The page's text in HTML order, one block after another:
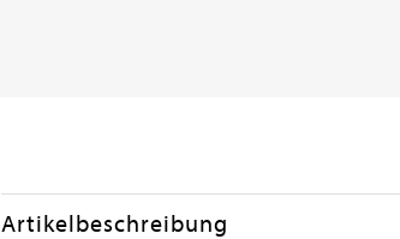
Artikelbeschreibung